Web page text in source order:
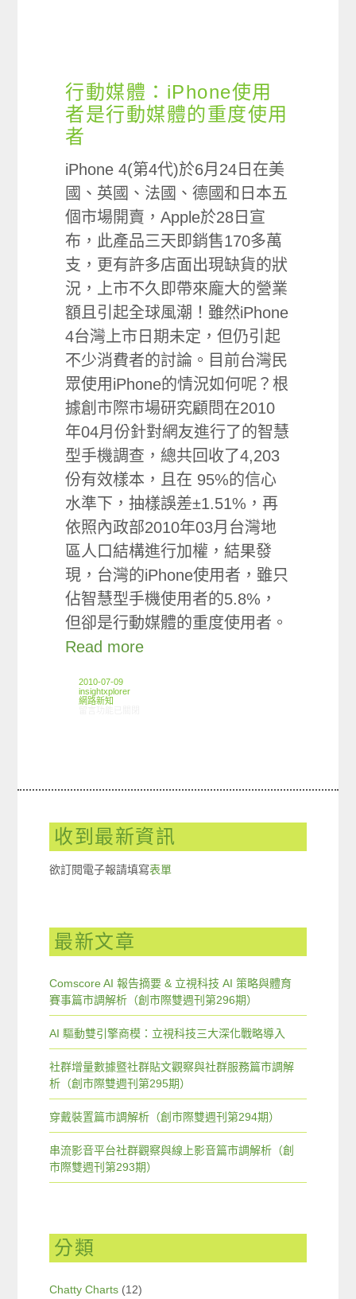
行動媒體：iPhone使用
者是行動媒體的重度使用
者
iPhone 4(第4代)於6月24日在美
國、英國、法國、德國和日本五
個市場開賣，Apple於28日宣
布，此產品三天即銷售170多萬
支，更有許多店面出現缺貨的狀
況，上市不久即帶來龐大的營業
額且引起全球風潮！雖然iPhone
4台灣上市日期未定，但仍引起
不少消費者的討論。目前台灣民
眾使用iPhone的情況如何呢？根
據創市際市場研究顧問在2010
年04月份針對網友進行了的智慧
型手機調查，總共回收了4,203
份有效樣本，且在 95%的信心
水準下，抽樣誤差±1.51%，再
依照內政部2010年03月台灣地
區人口結構進行加權，結果發
現，台灣的iPhone使用者，雖只
佔智慧型手機使用者的5.8%，
但卻是行動媒體的重度使用者。
Read more
2010-07-09
insightxplorer
網路新知
收到最新資訊
欲訂閱電子報請填寫表單
最新文章
Comscore AI 報告摘要 & 立視科技 AI 策略與體育
賽事篇市調解析（創市際雙週刊第296期）
AI 驅動雙引擎商模：立視科技三大深化戰略導入
社群增量數據暨社群貼文觀察與社群服務篇市調解
析（創市際雙週刊第295期）
穿戴裝置篇市調解析（創市際雙週刊第294期）
串流影音平台社群觀察與線上影音篇市調解析（創
市際雙週刊第293期）
分類
Chatty Charts (12)